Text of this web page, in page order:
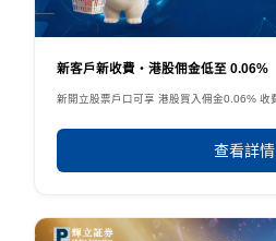
新客戶新收費・港股佣金低至 0.06%
新開立股票戶口可享 港股買入佣金0.06% 收
查看詳情